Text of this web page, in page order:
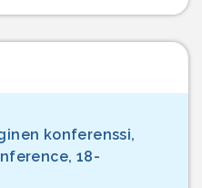
konferenssi,
18-